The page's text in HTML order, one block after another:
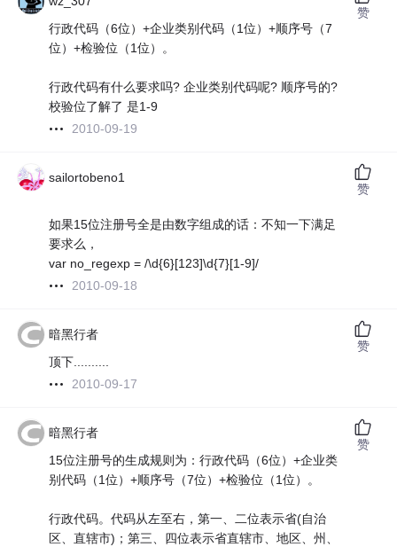
行政代码（6位）+企业类别代码（1位）+顺序号（7
位）+检验位（1位）。
行政代码有什么要求吗? 企业类别代码呢? 顺序号的?
校验位了解了 是1-9
2010-09-19
赞
sailortobeno1
如果15位注册号全是由数字组成的话：不知一下满足
要求么，
var no_regexp = /\d{6}[123]\d{7}[1-9]/
2010-09-18
赞
暗黑行者
顶下..........
2010-09-17
赞
暗黑行者
15位注册号的生成规则为：行政代码（6位）+企业类
别代码（1位）+顺序号（7位）+检验位（1位）。
行政代码。代码从左至右，第一、二位表示省(自治
区、直辖市)；第三、四位表示省直辖市、地区、州、
赞